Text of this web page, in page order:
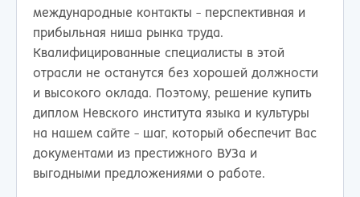
международные контакты - перспективная и
прибыльная ниша рынка труда.
Квалифицированные специалисты в этой
отрасли не останутся без хорошей должности
и высокого оклада. Поэтому, решение купить
диплом Невского института языка и культуры
на нашем сайте - шаг, который обеспечит Вас
документами из престижного ВУЗа и
выгодными предложениями о работе.